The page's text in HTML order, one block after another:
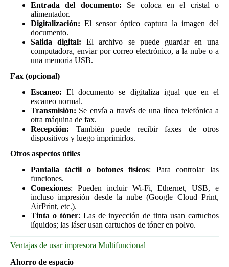
Entrada del documento: Se coloca en el cristal o
alimentador.
Digitalización: El sensor óptico captura la imagen del
documento.
Salida digital: El archivo se puede guardar en una
computadora, enviar por correo electrónico, a la nube o a
una memoria USB.
Fax (opcional)
Escaneo: El documento se digitaliza igual que en el
escaneo normal.
Transmisión: Se envía a través de una línea telefónica a
otra máquina de fax.
Recepción: También puede recibir faxes de otros
dispositivos y luego imprimirlos.
Otros aspectos útiles
Pantalla táctil o botones físicos: Para controlar las
funciones.
Conexiones: Pueden incluir Wi-Fi, Ethernet, USB, e
incluso impresión desde la nube (Google Cloud Print,
AirPrint, etc.).
Tinta o tóner: Las de inyección de tinta usan cartuchos
líquidos; las láser usan cartuchos de tóner en polvo.
Ventajas de usar impresora Multifuncional
Ahorro de espacio